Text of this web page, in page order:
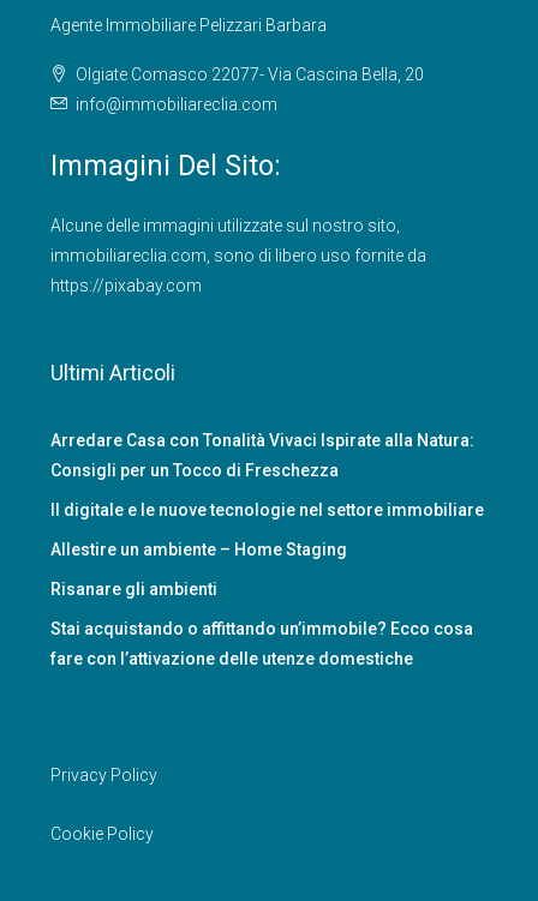
Agente Immobiliare Pelizzari Barbara
Olgiate Comasco 22077- Via Cascina Bella, 20
info@immobiliareclia.com
Immagini Del Sito:
Alcune delle immagini utilizzate sul nostro sito,
immobiliareclia.com , sono di libero uso fornite da
https://pixabay.com
Ultimi Articoli
Arredare Casa con Tonalità Vivaci Ispirate alla Natura:
Consigli per un Tocco di Freschezza
Il digitale e le nuove tecnologie nel settore immobiliare
Allestire un ambiente – Home Staging
Risanare gli ambienti
Stai acquistando o affittando un’immobile? Ecco cosa
fare con l’attivazione delle utenze domestiche
Privacy Policy
Cookie Policy